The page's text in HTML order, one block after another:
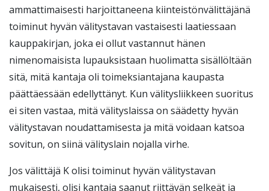
ammattimaisesti harjoittaneena kiinteistönvälittäjänä
toiminut hyvän välitystavan vastaisesti laatiessaan
kauppakirjan, joka ei ollut vastannut hänen
nimenomaisista lupauksistaan huolimatta sisällöltään
sitä, mitä kantaja oli toimeksiantajana kaupasta
päättäessään edellyttänyt. Kun välitysliikkeen suoritus
ei siten vastaa, mitä välityslaissa on säädetty hyvän
välitystavan noudattamisesta ja mitä voidaan katsoa
sovitun, on siinä välityslain nojalla virhe.
Jos välittäjä K olisi toiminut hyvän välitystavan
mukaisesti, olisi kantaja saanut riittävän selkeät ja